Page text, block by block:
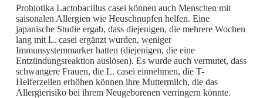
Probiotika Lactobacillus casei können auch Menschen mit
saisonalen Allergien wie Heuschnupfen helfen. Eine
japanische Studie ergab, dass diejenigen, die mehrere Wochen
lang mit L. casei ergänzt wurden, weniger
Immunsystemmarker hatten (diejenigen, die eine
Entzündungsreaktion auslösen). Es wurde auch vermutet, dass
schwangere Frauen, die L. casei einnehmen, die T-
Helferzellen erhöhen können ihre Muttermilch, die das
Allergierisiko bei ihrem Neugeborenen verringern könnte.